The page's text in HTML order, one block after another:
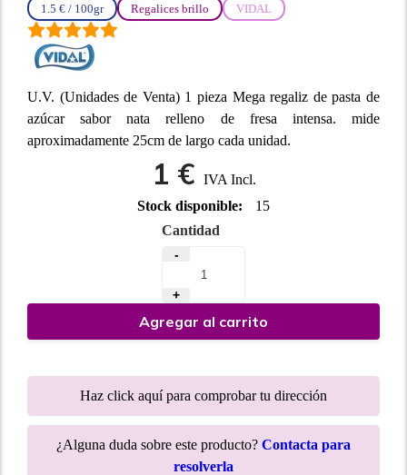
1.5 € / 100gr Regalices brillo VIDAL
U.V. (Unidades de Venta) 1 pieza Mega regaliz de pasta de
azúcar sabor nata relleno de fresa intensa. mide
aproximadamente 25cm de largo cada unidad.
1 € IVA Incl.
Stock disponible:
15
Cantidad
-
+
Agregar al carrito
Haz click aquí para comprobar tu dirección
¿Alguna duda sobre este producto? Contacta para
resolverla